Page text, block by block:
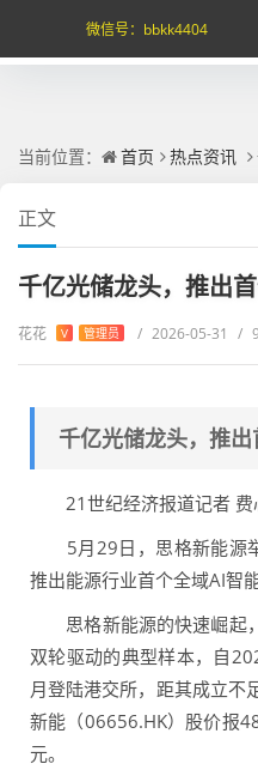
当前位置： 首页 热点资讯
正文
千亿光储龙头，推出
花花 V 管理员 / 2026-05-31 /
千亿光储龙头，推
21世纪经济报道记者 费
5月29日，思格新能源
推出能源行业首个全域AI智
思格新能源的快速崛起，
双轮驱动的典型样本，自
月登陆港交所，距其成立不
新能（06656.HK）股价报
元。
微信号： bbkk4404